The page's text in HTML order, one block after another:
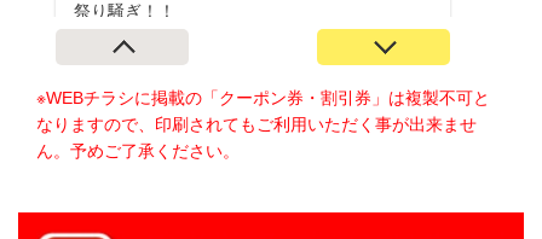
※WEBチラシに掲載の「クーポン券・割引券」は複製不可と
なりますので、印刷されてもご利用いただく事が出来ませ
ん。予めご了承ください。